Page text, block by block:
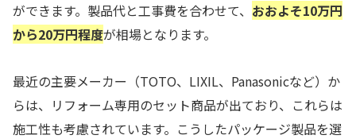
ができます。製品代と工事費を合わせて、 おおよそ10万円
から20万円程度が相場となります。
最近の主要メーカー（TOTO、LIXIL、Panasonicなど）か
らは、リフォーム専用のセット商品が出ており、これらは
施工性も考慮されています。こうしたパッケージ製品を選